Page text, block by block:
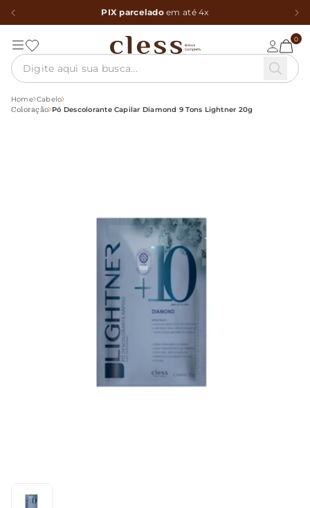
PIX parceladoem até 4x
0
Home Cabelo
Coloração Pó Descolorante Capilar Diamond 9 Tons Lightner 20g